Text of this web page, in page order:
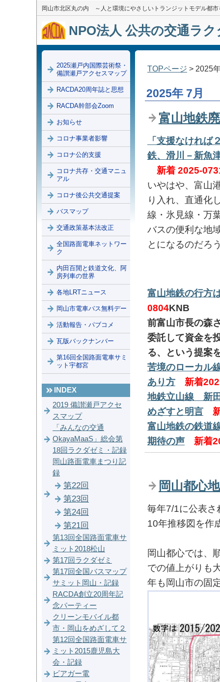
岡山市北区丸の内 ～人と環境にやさしいトランジットモデル都市
NPO法人 公共の交通ラ
TOPページ > 2025
2025年 7月
富山地鉄
「支援なけれ
鉄、滑川－新魚
新着 2025-
いやはや、富山
り入れ、直通化
線・氷見線・万
バスの便利な地
とになるのだろ
富山地鉄の行方
0804KNB
前富山市長の森
委託して資金を
る、という提案
苦境のローカル
あり方
新着
地鉄立山線 新
めざすと明言
富山地鉄の鉄道
期待の声
新着
岡山都心
毎年7/1に公表
10年推移図を作
岡山都心では、
での値上がりも
年も岡山市の固
2025瀬戸内国際芸術祭・
備讃瀬戸アクセスマップ
RACDA20周年誌と思想
RACDA幹部会Zoom
お知らせ
コロナ事業者影響
コロナ公的支援
コロナ共存・交通マニュ
アル
コロナ後公共交通提案
バスマップ
交通政策基本法改正
全国路面電車ネットワー
ク
内田百閒と鉄道文化、阿
房列車の世界
各地LRTニュース
岡山市電車バス無料デー
活動報告・パブコメ
瓦版バックナンバー
第16回全国路面電車サミ
ット宇都宮
INDEX
2019 備讃瀬戸アクセ
スマップ
「みんなの交通
OkayaMaaS」総会第
18回ラクダゼミ・記録
岡山路面電車まつり記
録
第22回
第23回
第24回
第21回
第13回全国路面電車サ
ミット2018松山
第17回ラクダゼミ
第17回全国バスマップ
サミット岡山・記録
RACDA創立20周年記
念パーティー
クリーンモバイル都
市・岡山をめざして２
第12回全国路面電車サ
ミット2015鹿児島大
会・記録
ビアガー電